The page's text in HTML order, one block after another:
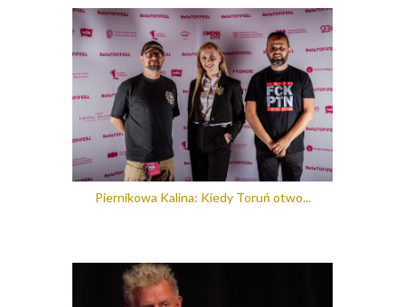
Piernikowa Kalina: Kiedy Toruń otwo...